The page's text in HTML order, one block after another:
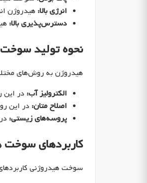
انرژی بالا: هیدروژن
دسترس‌پذیری بالا:
نحوه تولید
هیدروژن به روش‌های
الکترولیز آب: در این
اصلاح متان: در این
پروسه‌های زیستی:
کاربردهای سوخت
سوخت هیدروژنی